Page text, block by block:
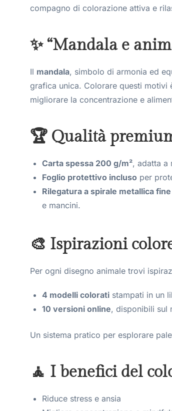
compagno di colorazione attiva e
✨ “Mandala e
Il mandala, simbolo di armonia ed
grafica unica. Colorare questi motivi
migliorare la concentrazione e
🏆 Qualità
Carta spessa 200 g/m², adatta a
Foglio protettivo incluso per
Rilegatura a spirale metallica fine
e mancini.
🎨 Ispirazioni
Per ogni disegno animale trovi
4 modelli colorati stampati in un
10 versioni online, disponibili sul
Un sistema pratico per esplorare
🧘 I benefici del
Riduce stress e ansia